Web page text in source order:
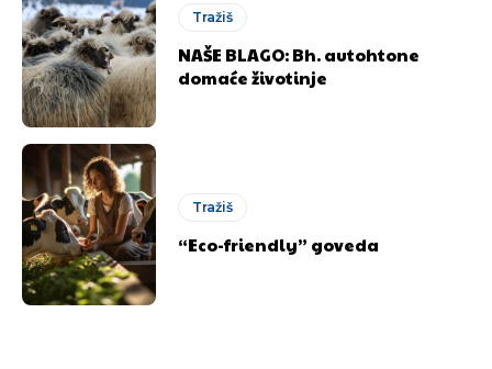
Tražiš
NAŠE BLAGO: Bh. autohtone
domaće životinje
Tražiš
“Eco-friendly” goveda